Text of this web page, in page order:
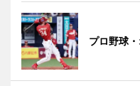
プロ野球